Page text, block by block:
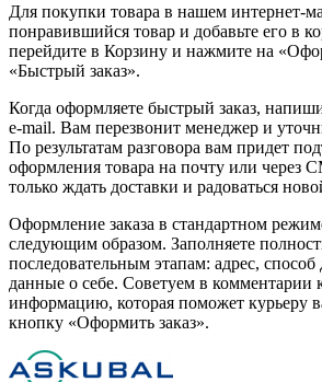
Для покупки товара в нашем интернет-
понравившийся товар и добавьте его в
перейдите в Корзину и нажмите на
«Быстрый заказ».
Когда оформляете быстрый заказ,
e-mail. Вам перезвонит менеджер и
По результатам разговора вам придет
оформления товара на почту или через
только ждать доставки и радоваться
Оформление заказа в стандартном
следующим образом. Заполняете
последовательным этапам: адрес,
данные о себе. Советуем в комментарии
информацию, которая поможет курьеру
кнопку «Оформить заказ».